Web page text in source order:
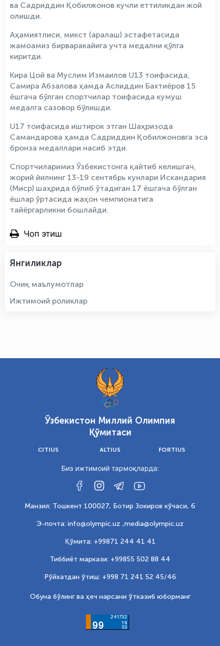
ва Садриддин Қобилжонов кучли еттиликдан жой
олишди.
Аҳамиятлиси, микст (аралаш) эстафетасида
жамоамиз бирваракайига учта медални қўлга
киритди.
Кира Цой ва Муслим Измаилов U13 тоифасида,
Самира Абзалова ҳамда Аслиддин Бахтиёров 15
ёшгача бўлган спортчилар тоифасида кумуш
медалга сазовор бўлишди.
U17 тоифасида иштирок этган Шаҳризода
Самандарова ҳамда Садриддин Қобилжоновга эса
бронза медаллари насиб этди.
Спортчиларимиз Ўзбекистонга қайтиб келишгач,
жорий йилнинг 13-19 сентябрь кунлари Искандария
(Миср) шаҳрида бўлиб ўтадиган 17 ёшгача бўлган
ёшлар ўртасида жаҳон чемпионатига
тайёргарликни бошлайди.
Чоп этиш
Янгиликлар
Очиқ маълумотлар
Ижтимоий роликлар
Ўзбекистон Миллий Олимпия
Қўмитаси
CITIUS ALTIUS FORTIUS
Биз ижтимоий тармоқларда:
Манзил: Тошкент 100027, Ботир Зокиров кўчаси, 6
Э-почта: info@olympic.uz ,media@olympic.uz
Қўмита: +99871 244 41 41
Тиббиёт маркази: +99855 502 88 44
Рўйхатдан ўтиш: +998 71 241 52 45/46
Обуна бўлинг ва ҳеч нарсани ўтказиб юборманг